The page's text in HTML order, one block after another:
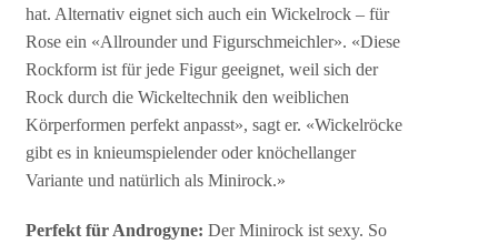
hat. Alternativ eignet sich auch ein Wickelrock – für
Rose ein «Allrounder und Figurschmeichler». «Diese
Rockform ist für jede Figur geeignet, weil sich der
Rock durch die Wickeltechnik den weiblichen
Körperformen perfekt anpasst», sagt er. «Wickelröcke
gibt es in knieumspielender oder knöchellanger
Variante und natürlich als Minirock.»
Perfekt für Androgyne: Der Minirock ist sexy. So